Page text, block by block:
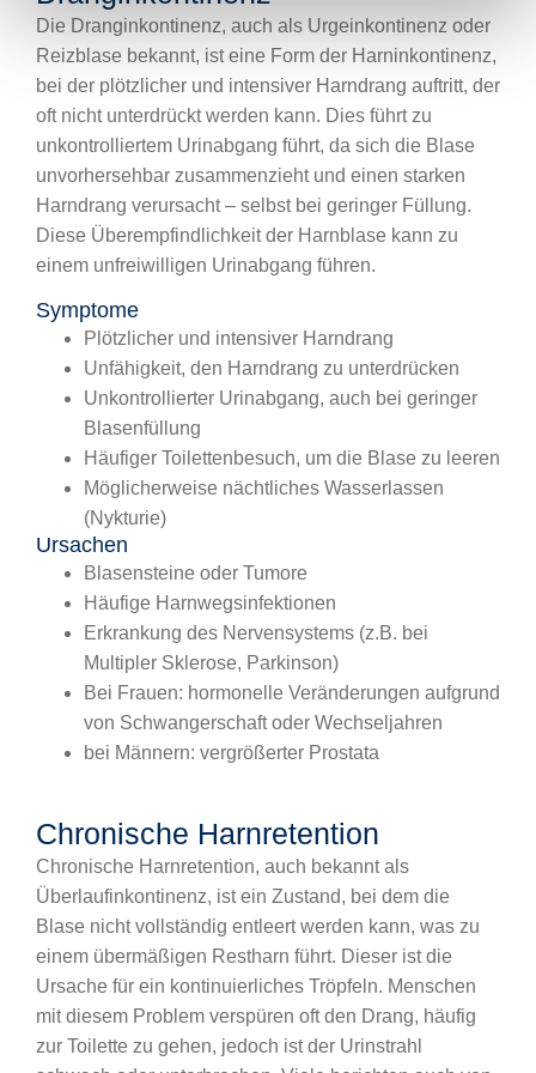
Die Dranginkontinenz, auch als Urgeinkontinenz oder
Reizblase bekannt, ist eine Form der Harninkontinenz,
bei der plötzlicher und intensiver Harndrang auftritt, der
oft nicht unterdrückt werden kann. Dies führt zu
unkontrolliertem Urinabgang führt, da sich die Blase
unvorhersehbar zusammenzieht und einen starken
Harndrang verursacht – selbst bei geringer Füllung.
Diese Überempfindlichkeit der Harnblase kann zu
einem unfreiwilligen Urinabgang führen.
Symptome
Plötzlicher und intensiver Harndrang
Unfähigkeit, den Harndrang zu unterdrücken
Unkontrollierter Urinabgang, auch bei geringer
Blasenfüllung
Häufiger Toilettenbesuch, um die Blase zu leeren
Möglicherweise nächtliches Wasserlassen
(Nykturie)
Ursachen
Blasensteine oder Tumore
Häufige Harnwegsinfektionen
Erkrankung des Nervensystems (z.B. bei
Multipler Sklerose, Parkinson)
Bei Frauen: hormonelle Veränderungen aufgrund
von Schwangerschaft oder Wechseljahren
bei Männern: vergrößerter Prostata
Chronische Harnretention
Chronische Harnretention, auch bekannt als
Überlaufinkontinenz, ist ein Zustand, bei dem die
Blase nicht vollständig entleert werden kann, was zu
einem übermäßigen Restharn führt. Dieser ist die
Ursache für ein kontinuierliches Tröpfeln. Menschen
mit diesem Problem verspüren oft den Drang, häufig
zur Toilette zu gehen, jedoch ist der Urinstrahl